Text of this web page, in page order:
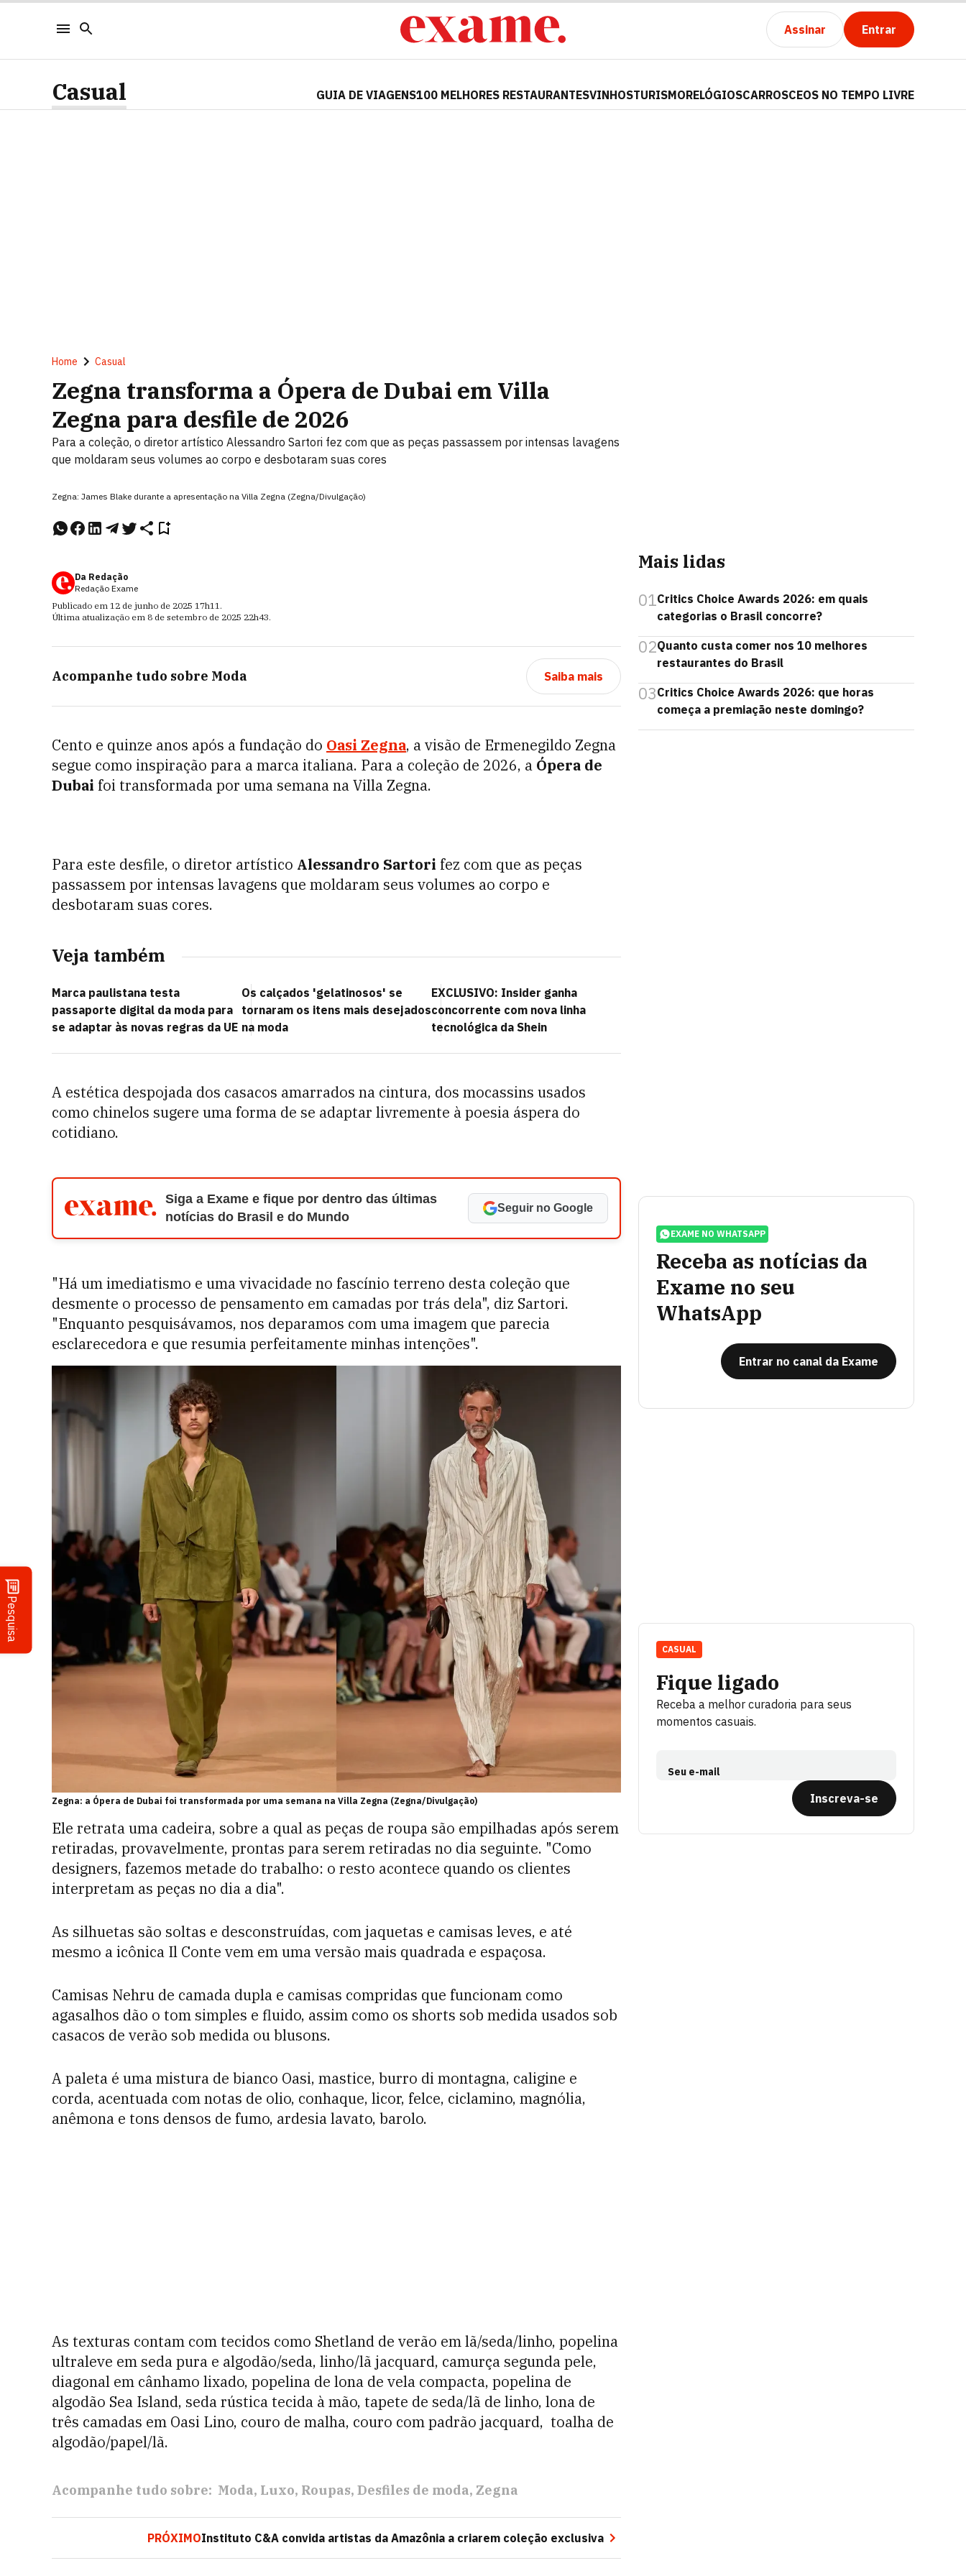
Assinar Entrar
Pesquisa
Casual GUIA DE VIAGENS100 MELHORES RESTAURANTESVINHOSTURISMORELÓGIOSCARROSCEOS NO TEMPO LIVRE
Home Casual
Zegna transforma a Ópera de Dubai em Villa
Zegna para desfile de 2026
Para a coleção, o diretor artístico Alessandro Sartori fez com que as peças passassem por intensas lavagens
que moldaram seus volumes ao corpo e desbotaram suas cores
Zegna: James Blake durante a apresentação na Villa Zegna (Zegna/Divulgação)
Da Redação
Redação Exame
Publicado em 12 de junho de 2025 17h11.
Última atualização em 8 de setembro de 2025 22h43.
Acompanhe tudo sobre Moda Saiba mais
Cento e quinze anos após a fundação do Oasi Zegna, a visão de Ermenegildo Zegna
segue como inspiração para a marca italiana. Para a coleção de 2026, a Ópera de
Dubai foi transformada por uma semana na Villa Zegna.
Para este desfile, o diretor artístico Alessandro Sartori fez com que as peças
passassem por intensas lavagens que moldaram seus volumes ao corpo e
desbotaram suas cores.
Veja também
Marca paulistana testa
passaporte digital da moda para
se adaptar às novas regras da UE
Os calçados 'gelatinosos' se
tornaram os itens mais desejados
na moda
EXCLUSIVO: Insider ganha
concorrente com nova linha
tecnológica da Shein
A estética despojada dos casacos amarrados na cintura, dos mocassins usados
como chinelos sugere uma forma de se adaptar livremente à poesia áspera do
cotidiano.
Siga a Exame e fique por dentro das últimas
notícias do Brasil e do Mundo
Seguir no Google
"Há um imediatismo e uma vivacidade no fascínio terreno desta coleção que
desmente o processo de pensamento em camadas por trás dela", diz Sartori.
"Enquanto pesquisávamos, nos deparamos com uma imagem que parecia
esclarecedora e que resumia perfeitamente minhas intenções".
Zegna: a Ópera de Dubai foi transformada por uma semana na Villa Zegna (Zegna/Divulgação)
Ele retrata uma cadeira, sobre a qual as peças de roupa são empilhadas após serem
retiradas, provavelmente, prontas para serem retiradas no dia seguinte. "Como
designers, fazemos metade do trabalho: o resto acontece quando os clientes
interpretam as peças no dia a dia".
As silhuetas são soltas e desconstruídas, com jaquetas e camisas leves, e até
mesmo a icônica Il Conte vem em uma versão mais quadrada e espaçosa.
Camisas Nehru de camada dupla e camisas compridas que funcionam como
agasalhos dão o tom simples e fluido, assim como os shorts sob medida usados sob
casacos de verão sob medida ou blusons.
A paleta é uma mistura de bianco Oasi, mastice, burro di montagna, caligine e
corda, acentuada com notas de olio, conhaque, licor, felce, ciclamino, magnólia,
anêmona e tons densos de fumo, ardesia lavato, barolo.
As texturas contam com tecidos como Shetland de verão em lã/seda/linho, popelina
ultraleve em seda pura e algodão/seda, linho/lã jacquard, camurça segunda pele,
diagonal em cânhamo lixado, popelina de lona de vela compacta, popelina de
algodão Sea Island, seda rústica tecida à mão, tapete de seda/lã de linho, lona de
três camadas em Oasi Lino, couro de malha, couro com padrão jacquard, toalha de
algodão/papel/lã.
Acompanhe tudo sobre: Moda Luxo Roupas Desfiles de moda Zegna
PRÓXIMOInstituto C&A convida artistas da Amazônia a criarem coleção exclusiva
Mais lidas
01Critics Choice Awards 2026: em quais
categorias o Brasil concorre?
02Quanto custa comer nos 10 melhores
restaurantes do Brasil
03Critics Choice Awards 2026: que horas
começa a premiação neste domingo?
EXAME NO WHATSAPP
Receba as notícias da
Exame no seu
WhatsApp
Entrar no canal da Exame
Fique ligado
Receba a melhor curadoria para seus
momentos casuais.
Seu e-mail
Inscreva-se
CASUAL